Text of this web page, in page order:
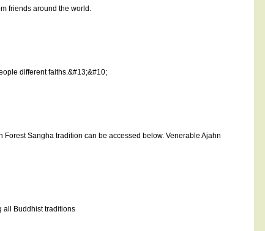
friends around the world.
different faiths.&#13;&#10;
Sangha tradition can be accessed below. Venerable Ajahn
all Buddhist traditions